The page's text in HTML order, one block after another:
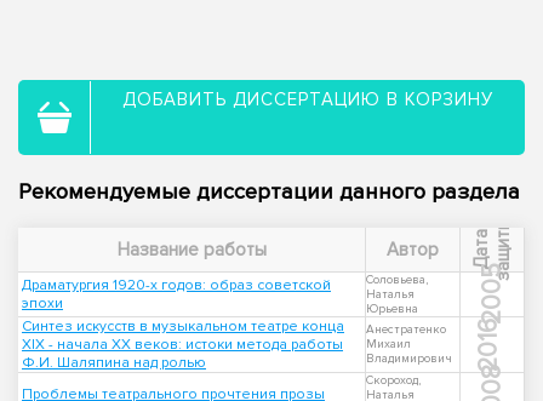
ДОБАВИТЬ ДИССЕРТАЦИЮ В КОРЗИНУ
Рекомендуемые диссертации данного раздела
Название работы Автор Д
а
т
а
з
а
щ
и
ты
Драматургия 1920-х годов: образ советской
эпохи
Соловьева,
Наталья
Юрьевна
2005
Синтез искусств в музыкальном театре конца
XIX - начала XX веков: истоки метода работы
Ф.И. Шаляпина над ролью
Анестратенко
Михаил
Владимирович
2016
Проблемы театрального прочтения прозы
Скороход,
Наталья